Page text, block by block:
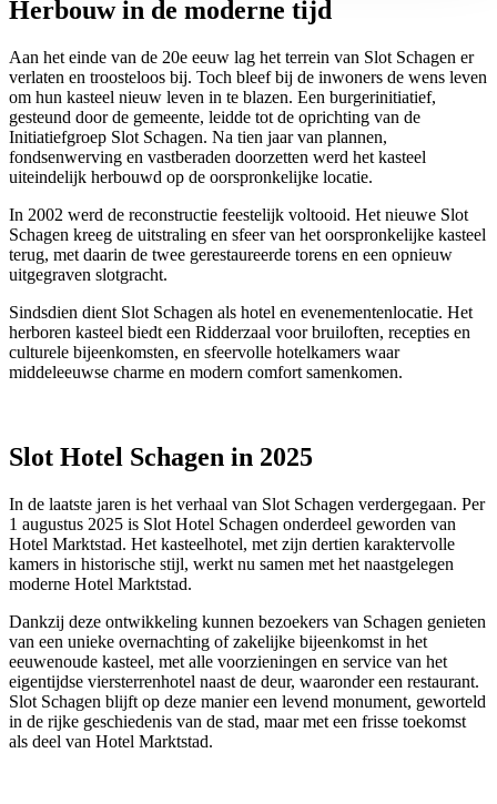
Herbouw in de moderne tijd
Aan het einde van de 20e eeuw lag het terrein van Slot Schagen er
verlaten en troosteloos bij. Toch bleef bij de inwoners de wens leven
om hun kasteel nieuw leven in te blazen. Een burgerinitiatief,
gesteund door de gemeente, leidde tot de oprichting van de
Initiatiefgroep Slot Schagen. Na tien jaar van plannen,
fondsenwerving en vastberaden doorzetten werd het kasteel
uiteindelijk herbouwd op de oorspronkelijke locatie.
In 2002 werd de reconstructie feestelijk voltooid. Het nieuwe Slot
Schagen kreeg de uitstraling en sfeer van het oorspronkelijke kasteel
terug, met daarin de twee gerestaureerde torens en een opnieuw
uitgegraven slotgracht.
Sindsdien dient Slot Schagen als hotel en evenementenlocatie. Het
herboren kasteel biedt een Ridderzaal voor bruiloften, recepties en
culturele bijeenkomsten, en sfeervolle hotelkamers waar
middeleeuwse charme en modern comfort samenkomen.
Slot Hotel Schagen in 2025
In de laatste jaren is het verhaal van Slot Schagen verdergegaan. Per
1 augustus 2025 is Slot Hotel Schagen onderdeel geworden van
Hotel Marktstad. Het kasteelhotel, met zijn dertien karaktervolle
kamers in historische stijl, werkt nu samen met het naastgelegen
moderne Hotel Marktstad.
Dankzij deze ontwikkeling kunnen bezoekers van Schagen genieten
van een unieke overnachting of zakelijke bijeenkomst in het
eeuwenoude kasteel, met alle voorzieningen en service van het
eigentijdse viersterrenhotel naast de deur, waaronder een restaurant.
Slot Schagen blijft op deze manier een levend monument, geworteld
in de rijke geschiedenis van de stad, maar met een frisse toekomst
als deel van Hotel Marktstad.